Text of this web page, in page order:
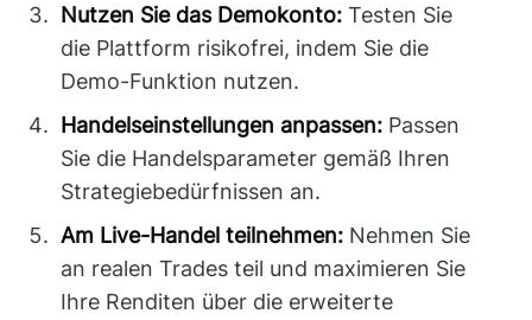
Nutzen Sie das Demokonto: Testen Sie
die Plattform risikofrei, indem Sie die
Demo-Funktion nutzen.
Handelseinstellungen anpassen: Passen
Sie die Handelsparameter gemäß Ihren
Strategiebedürfnissen an.
Am Live-Handel teilnehmen: Nehmen Sie
an realen Trades teil und maximieren Sie
Ihre Renditen über die erweiterte